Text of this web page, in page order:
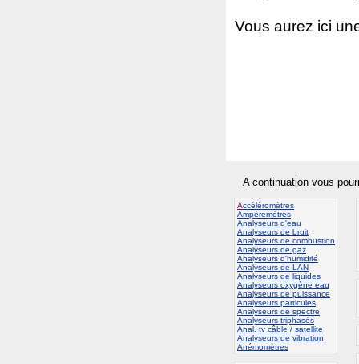
Vous aurez ici
A continuation vous
Accéléromètres
Ampèremètres
Analyseurs d'eau
Analyseurs de bruit
Analyseurs de combustion
Analyseurs de gaz
Analyseurs d'humidité
Analyseurs de LAN
Analyseurs de liquides
Analyseurs oxygène eau
Analyseurs de puissance
Analyseurs particules
Analyseurs de spectre
Analyseurs triphasés
Anal. tv câble / satellite
Analyseurs de vibration
Anémomètres